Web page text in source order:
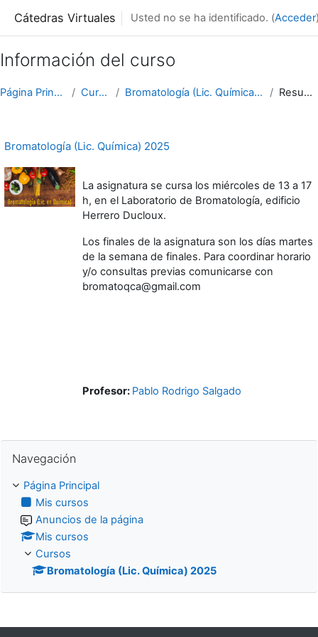
Cátedras Virtuales Usted no se ha identificado. (Acceder
Información del curso
Página Principal Cursos Bromatología (Lic. Química) 2025 Resumen
Bromatología (Lic. Química) 2025
La asignatura se cursa los miércoles de 13 a 17
h, en el Laboratorio de Bromatología, edificio
Herrero Ducloux.
Los finales de la asignatura son los días martes
de la semana de finales. Para coordinar horario
y/o consultas previas comunicarse con
bromatoqca@gmail.com
Profesor: Pablo Rodrigo Salgado
Navegación
Página Principal
Mis cursos
Anuncios de la página
Mis cursos
Cursos
Bromatología (Lic. Química) 2025